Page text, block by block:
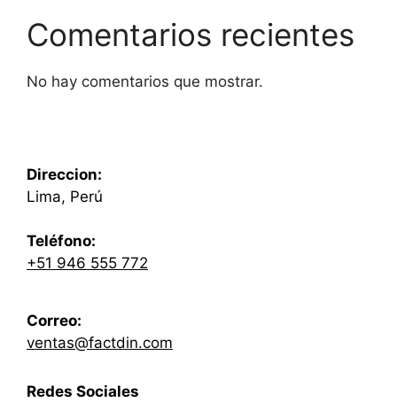
Comentarios recientes
No hay comentarios que mostrar.
Direccion:
Lima, Perú
Teléfono:
+51 946 555 772
Correo:
ventas@factdin.com
Redes Sociales